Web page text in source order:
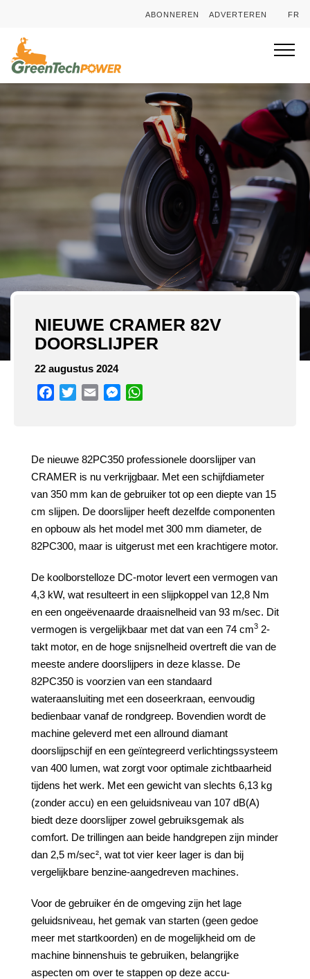
ABONNEREN ADVERTEREN FR
NIEUWE CRAMER 82V
DOORSLIJPER
22 augustus 2024
Facebook
TwitterEmail Messenger
De nieuwe 82PC350 professionele doorslijper van
CRAMER is nu verkrijgbaar. Met een schijfdiameter
van 350 mm kan de gebruiker tot op een diepte van 15
cm slijpen. De doorslijper heeft dezelfde componenten
en opbouw als het model met 300 mm diameter, de
82PC300, maar is uitgerust met een krachtigere motor.
De koolborstelloze DC-motor levert een vermogen van
4,3 kW, wat resulteert in een slijpkoppel van 12,8 Nm
en een ongeëvenaarde draaisnelheid van 93 m/sec. Dit
vermogen is vergelijkbaar met dat van een 74 cm3 2-
takt motor, en de hoge snijsnelheid overtreft die van de
meeste andere doorslijpers in deze klasse. De
82PC350 is voorzien van een standaard
wateraansluiting met een doseerkraan, eenvoudig
bedienbaar vanaf de rondgreep. Bovendien wordt de
machine geleverd met een allround diamant
doorslijpschijf en een geïntegreerd verlichtingssysteem
van 400 lumen, wat zorgt voor optimale zichtbaarheid
tijdens het werk. Met een gewicht van slechts 6,13 kg
(zonder accu) en een geluidsniveau van 107 dB(A)
biedt deze doorslijper zowel gebruiksgemak als
comfort. De trillingen aan beide handgrepen zijn minder
dan 2,5 m/sec², wat tot vier keer lager is dan bij
vergelijkbare benzine-aangedreven machines.
Voor de gebruiker én de omgeving zijn het lage
geluidsniveau, het gemak van starten (geen gedoe
meer met startkoorden) en de mogelijkheid om de
machine binnenshuis te gebruiken, belangrijke
aspecten om over te stappen op deze accu-